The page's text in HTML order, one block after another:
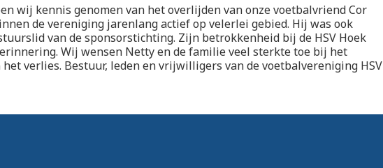
wij kennis genomen van het overlijden van onze voetbalvriend Cor
de vereniging jarenlang actief op velerlei gebied. Hij was ook
van de sponsorstichting. Zijn betrokkenheid bij de HSV Hoek
Wij wensen Netty en de familie veel sterkte toe bij het
verlies. Bestuur, leden en vrijwilligers van de voetbalvereniging HSV